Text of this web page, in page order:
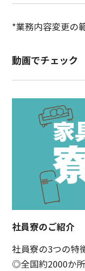
*業務内容変更の
動画でチェック
社員寮のご紹介
社員寮の3つの特
◎全国約2000か